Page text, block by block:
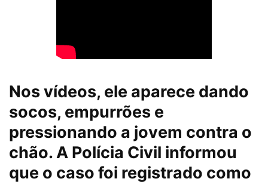
Nos vídeos, ele aparece dando
socos, empurrões e
pressionando a jovem contra o
chão. A Polícia Civil informou
que o caso foi registrado como